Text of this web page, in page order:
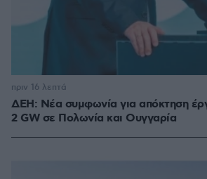
ΔΕΗ: Νέα συμφωνία για απόκτηση
2 GW σε Πολωνία και Ουγγαρία
πριν 16 λεπτά